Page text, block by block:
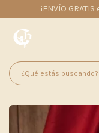
¡ENVÍO